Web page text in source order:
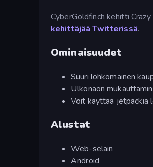
CyberGoldfinch kehitti
kehittäjää Twitterissä.
Ominaisuudet
Suuri lohkomainen
Ulkonäön
Voit käyttää jetpackia
Alustat
Web-selain
Android